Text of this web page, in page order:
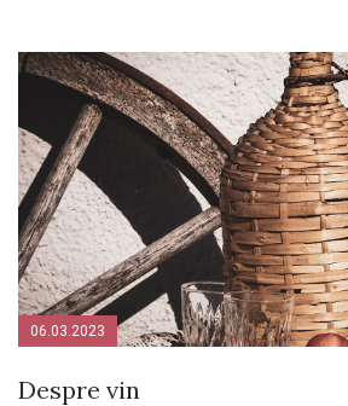
06.03.2023
Despre vin